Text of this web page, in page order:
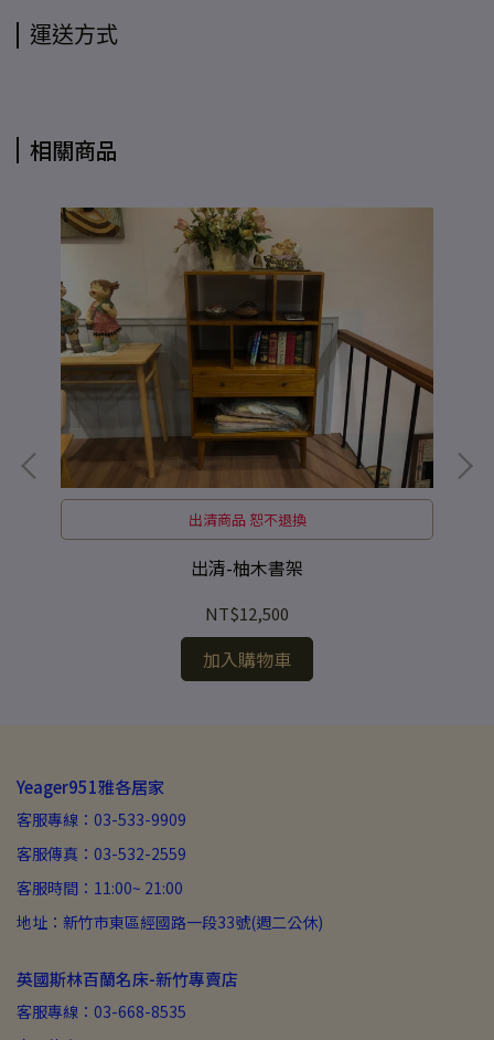
運送方式
相關商品
出清商品 恕不退換
出清-柚木書架
NT$12,500
加入購物車
Yeager951雅各居家
客服專線：03-533-9909
客服傳真：03-532-2559
客服時間：11:00~ 21:00
地址：新竹市東區經國路一段33號(週二公休)
英國斯林百蘭名床-新竹專賣店
客服專線：03-668-8535